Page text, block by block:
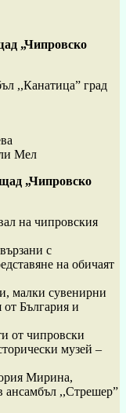
„Чипровско
,,Канатица” град
Мел
„Чипровско
на чипровския
с
на обичаят
малки сувенирни
България и
от чипровски
музей –
Мирина,
ансамбъл ,,Стрешер”